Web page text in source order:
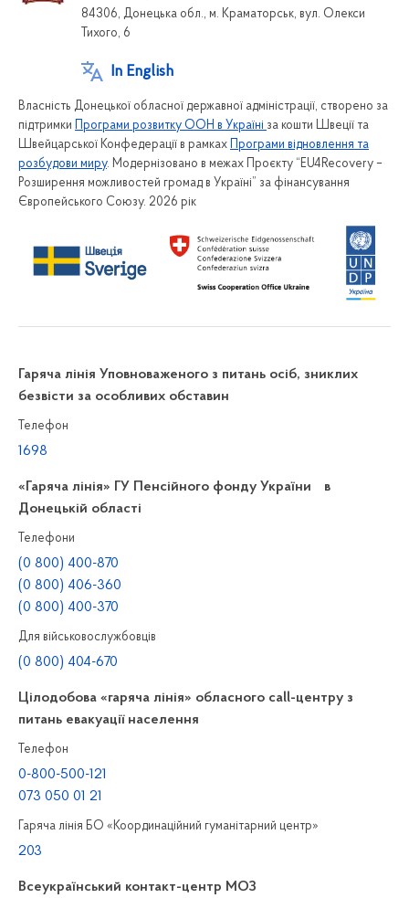
84306, Донецька обл., м. Краматорськ, вул. Олекси
Тихого, 6
In English
Власність Донецької обласної державної адміністрації, створено за
підтримки
Програми розвитку ООН в Україні за кошти Швеції та
Швейцарської Конфедерації в рамках
Програми відновлення та
розбудови миру. Модернізовано в межах Проєкту “EU4Recovery –
Розширення можливостей громад в Україні” за фінансування
Європейського Союзу. 2026 рік
Гаряча лінія Уповноваженого з питань осіб, зниклих
безвісти за особливих обставин
Телефон
1698
«Гаряча лінія» ГУ Пенсійного фонду України в
Донецькій області
Телефони
(0 800) 400-870
(0 800) 406-360
(0 800) 400-370
Для військовослужбовців
(0 800) 404-670
Цілодобова «гаряча лінія» обласного call-центру з
питань евакуації населення
Телефон
0-800-500-121
073 050 01 21
Гаряча лінія БО «Координаційний гуманітарний центр»
203
Всеукраїнський контакт-центр МОЗ